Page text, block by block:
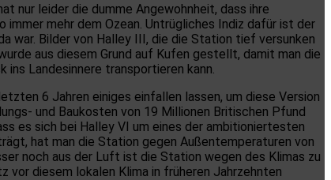
nur leider die dumme Angewohnheit, dass ihre
mehr dem Ozean. Untrügliches Indiz dafür ist der
war. Bilder von Halley III, die die Station tief versunken
aus diesem Grund auf Kufen gestellt, damit man die
ins Landesinnere transportieren kann.
6 Jahren einiges einfallen lassen, um diese Version
und Baukosten von 19 Millionen Britischen Pfund
es sich bei Halley VI um eines der ambitioniertesten
hat man die Station gegen Außentemperaturen von
noch aus der Luft ist die Station wegen des Klimas zu
vor diesem lokalen Klima in früheren Jahrzehnten